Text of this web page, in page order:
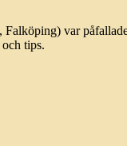
var
tips.